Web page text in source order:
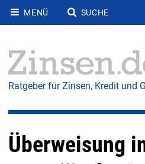
MENÜ SUCHE
Ratgeber für Zinsen, Kredit und
Überweisung